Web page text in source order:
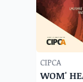
CIPCA
WOM'